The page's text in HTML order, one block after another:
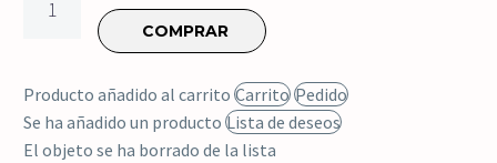
colores
cantidad
COMPRAR
Producto añadido al carrito Carrito Pedido
Se ha añadido un producto Lista de deseos
El objeto se ha borrado de la lista